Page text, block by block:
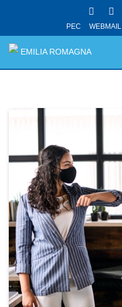
PEC WEBMAIL
EMILIA ROMAGNA